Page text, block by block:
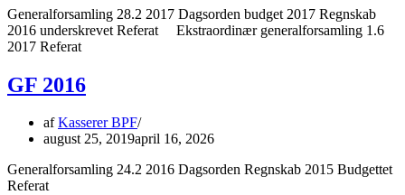
Generalforsamling 28.2 2017 Dagsorden budget 2017 Regnskab
2016 underskrevet Referat Ekstraordinær generalforsamling 1.6
2017 Referat
GF 2016
afKasserer BPF
august 25, 2019april 16, 2026
Generalforsamling 24.2 2016 Dagsorden Regnskab 2015 Budgettet
Referat